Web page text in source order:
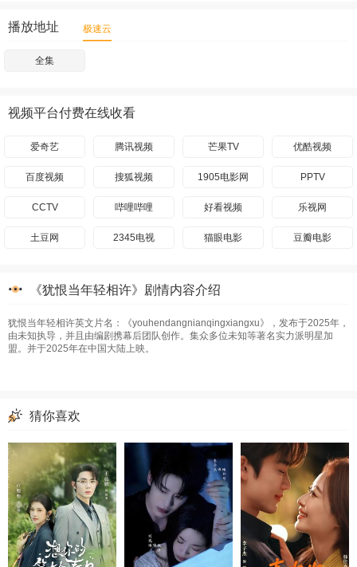
播放地址 极速云
全集
视频平台付费在线收看
爱奇艺 腾讯视频 芒果TV 优酷视频
百度视频 搜狐视频 1905电影网 PPTV
CCTV 哔哩哔哩 好看视频 乐视网
土豆网 2345电视 猫眼电影 豆瓣电影
《犹恨当年轻相许》剧情内容介绍
犹恨当年轻相许英文片名：《youhendangnianqingxiangxu》，发布于2025年，
由未知执导，并且由编剧携幕后团队创作。集众多位未知等著名实力派明星加
盟。并于2025年在中国大陆上映。
猜你喜欢